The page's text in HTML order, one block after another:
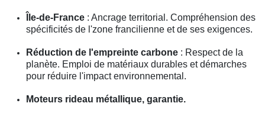
Île-de-France : Ancrage territorial. Compréhension des
spécificités de l'zone francilienne et de ses exigences.
Réduction de l'empreinte carbone : Respect de la
planète. Emploi de matériaux durables et démarches
pour réduire l'impact environnemental.
Moteurs rideau métallique, garantie.